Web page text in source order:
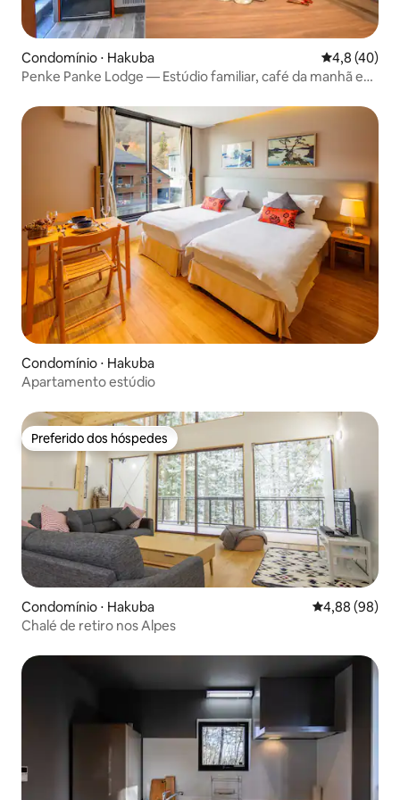
Condomínio ⋅ Hakuba 4,8 de uma
4,8 (40)
Penke Panke Lodge — Estúdio familiar, café da manhã e
Condomínio ⋅ Hakuba
Apartamento estúdio
Preferido dos hóspedes
Preferido dos hóspedes
Condomínio ⋅ Hakuba 4,88 de uma
4,88 (98)
Chalé de retiro nos Alpes